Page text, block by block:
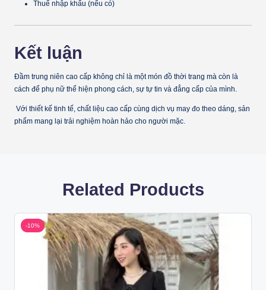
Thuế nhập khẩu (nếu có)
Kết luận
Đầm trung niên cao cấp không chỉ là một món đồ thời trang mà còn là
cách để phụ nữ thể hiện phong cách, sự tự tin và đẳng cấp của mình.
Với thiết kế tinh tế, chất liệu cao cấp cùng dịch vụ may đo theo dáng, sản
phẩm mang lại trải nghiệm hoàn hảo cho người mặc.
Related Products
-10%